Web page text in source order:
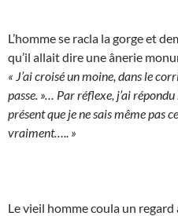
L’homme se racla la gorge et
qu’il allait dire une ânerie
« J’ai croisé un moine, dans le
passe. »… Par réflexe, j’ai
présent que je ne sais même pas
vraiment….. »
Le vieil homme coula un